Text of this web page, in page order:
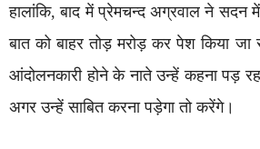
हालांकि, बाद में प्रेमचन्द अग्रवाल ने सदन
बात को बाहर तोड़ मरोड़ कर पेश किया जा
आंदोलनकारी होने के नाते उन्हें कहना पड़
अगर उन्हें साबित करना पड़ेगा तो करेंगे।